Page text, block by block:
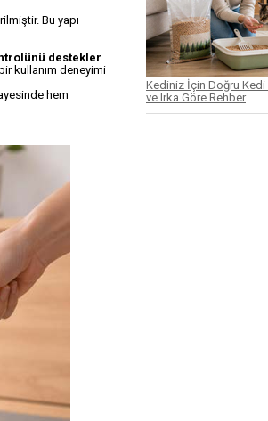
Bu yapı
destekler
kullanım deneyimi
hem
Kediniz İçin Doğru Kedi
ve Irka Göre Rehber